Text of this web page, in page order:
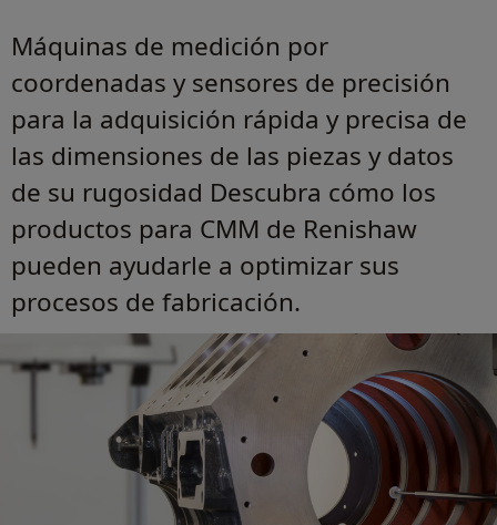
Máquinas de medición por
coordenadas y sensores de precisión
para la adquisición rápida y precisa de
las dimensiones de las piezas y datos
de su rugosidad Descubra cómo los
productos para CMM de Renishaw
pueden ayudarle a optimizar sus
procesos de fabricación.